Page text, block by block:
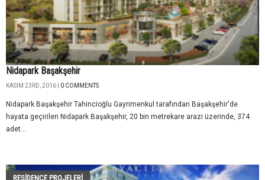
Nidapark Başakşehir
KASIM 23RD, 2016 | 0 COMMENTS
Nidapark Başakşehir Tahincioğlu Gayrimenkul tarafından Başakşehir'de
hayata geçirilen Nidapark Başakşehir, 20 bin metrekare arazi üzerinde, 374
adet...
RESIDENCE PROJELERI